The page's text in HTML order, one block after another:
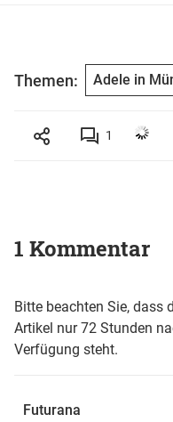
Themen: Adele in
1
1 Kommentar
Bitte beachten Sie, dass
Artikel nur 72 Stunden
Verfügung steht.
Futurana